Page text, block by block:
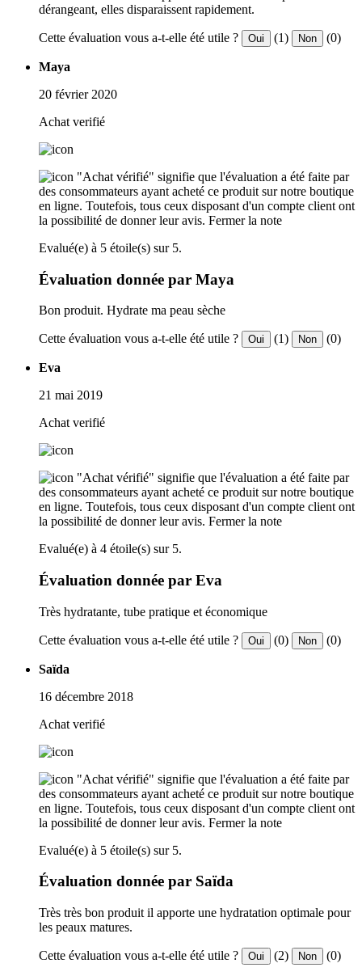
dérangeant, elles disparaissent rapidement.
Cette évaluation vous a-t-elle été utile ? Oui (1) Non (0)
Maya
20 février 2020
Achat verifié
"Achat vérifié" signifie que l'évaluation a été faite par
des consommateurs ayant acheté ce produit sur notre boutique
en ligne. Toutefois, tous ceux disposant d'un compte client ont
la possibilité de donner leur avis. Fermer la note
Evalué(e) à 5 étoile(s) sur 5.
Évaluation donnée par Maya
Bon produit. Hydrate ma peau sèche
Cette évaluation vous a-t-elle été utile ? Oui (1) Non (0)
Eva
21 mai 2019
Achat verifié
"Achat vérifié" signifie que l'évaluation a été faite par
des consommateurs ayant acheté ce produit sur notre boutique
en ligne. Toutefois, tous ceux disposant d'un compte client ont
la possibilité de donner leur avis. Fermer la note
Evalué(e) à 4 étoile(s) sur 5.
Évaluation donnée par Eva
Très hydratante, tube pratique et économique
Cette évaluation vous a-t-elle été utile ? Oui (0) Non (0)
Saïda
16 décembre 2018
Achat verifié
"Achat vérifié" signifie que l'évaluation a été faite par
des consommateurs ayant acheté ce produit sur notre boutique
en ligne. Toutefois, tous ceux disposant d'un compte client ont
la possibilité de donner leur avis. Fermer la note
Evalué(e) à 5 étoile(s) sur 5.
Évaluation donnée par Saïda
Très très bon produit il apporte une hydratation optimale pour
les peaux matures.
Cette évaluation vous a-t-elle été utile ? Oui (2) Non (0)